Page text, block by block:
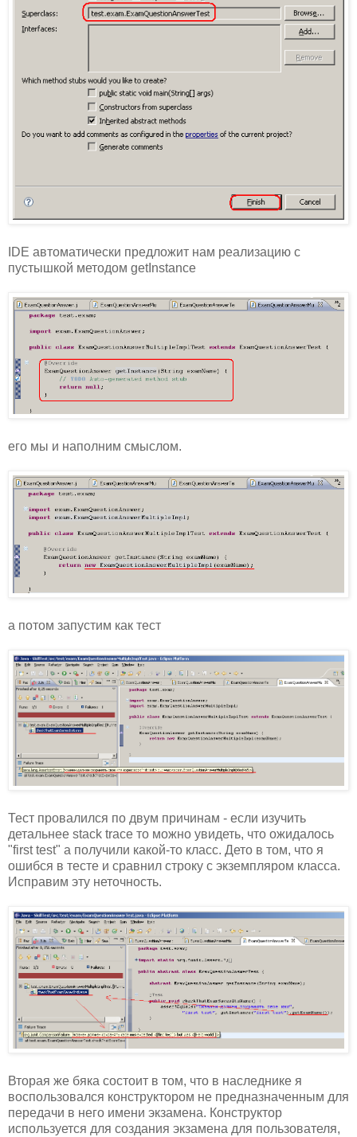
IDE автоматически предложит нам реализацию с
пустышкой методом getInstance
его мы и наполним смыслом.
а потом запустим как тест
Тест провалился по двум причинам - если изучить
детальнее stack trace то можно увидеть, что ожидалось
"first test" а получили какой-то класс. Дето в том, что я
ошибся в тесте и сравнил строку с экземпляром класса.
Исправим эту неточность.
Вторая же бяка состоит в том, что в наследнике я
воспользовался конструктором не предназначенным для
передачи в него имени экзамена. Конструктор
используется для создания экзамена для пользователя,